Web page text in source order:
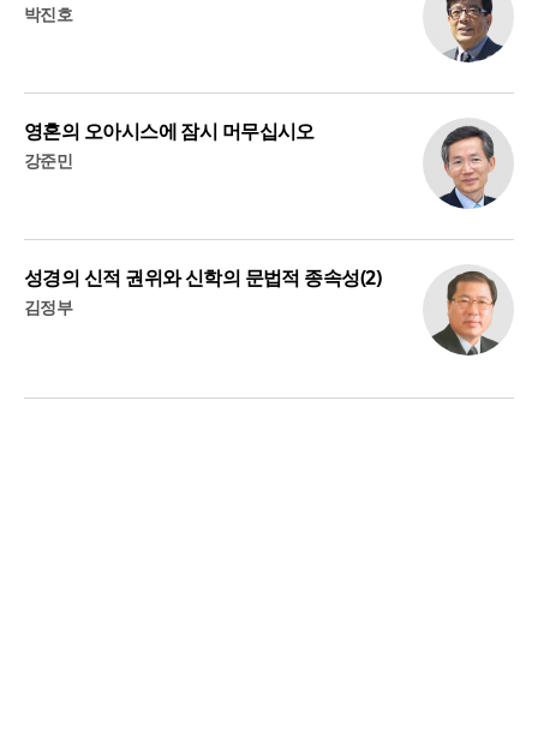
박진호
영혼의 오아시스에 잠시 머무십시오
강준민
성경의 신적 권위와 신학의 문법적 종속성(2)
김정부